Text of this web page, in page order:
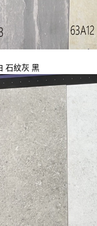
石紋灰 黑